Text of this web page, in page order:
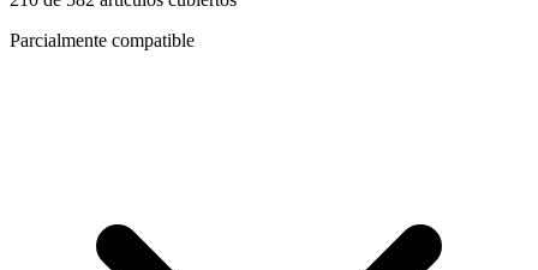
Parcialmente compatible